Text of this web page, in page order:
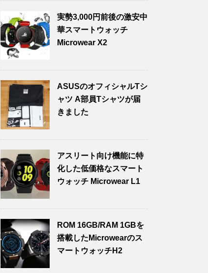
実勢3,000円前後の激安中
華スマートウォッチ
Microwear X2
ASUSのオフィシャルTシ
ャツ A部員Tシャツが届
きました
アスリート向け機能に特
化した低価格なスマート
ウォッチ Microwear L1
ROM 16GB/RAM 1GBを
搭載したMicrowearのス
マートウォッチH2